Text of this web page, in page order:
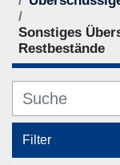
Sonstiges
Restbestände
Filter